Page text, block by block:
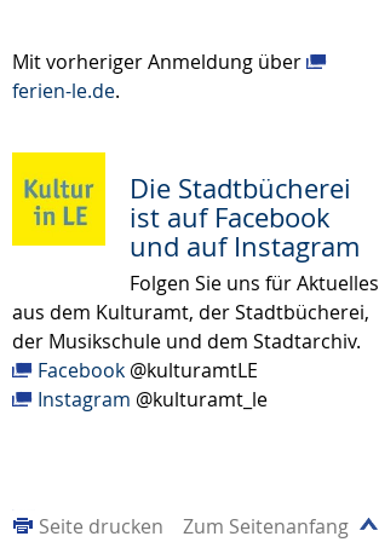
Mit vorheriger Anmeldung über
ferien-le.de.
Die Stadtbücherei
ist auf Facebook
und auf Instagram
Folgen Sie uns für Aktuelles
aus dem Kulturamt, der Stadtbücherei,
der Musikschule und dem Stadtarchiv.
Facebook @kulturamtLE
Instagram @kulturamt_le
Zum Seitenanfang
Seite drucken